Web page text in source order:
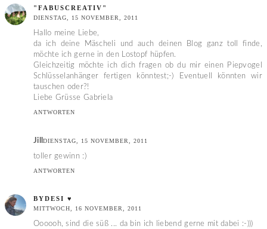
"FABUSCREATIV"
DIENSTAG, 15 NOVEMBER, 2011
Hallo meine Liebe,
da ich deine Mäscheli und auch deinen Blog ganz toll finde,
möchte ich gerne in den Lostopf hüpfen.
Gleichzeitig möchte ich dich fragen ob du mir einen Piepvogel
Schlüsselanhänger fertigen könntest;-) Eventuell könnten wir
tauschen oder?!
Liebe Grüsse Gabriela
ANTWORTEN
JillDIENSTAG, 15 NOVEMBER, 2011
toller gewinn :)
ANTWORTEN
BYDESI ♥
MITTWOCH, 16 NOVEMBER, 2011
Oooooh, sind die süß ... da bin ich liebend gerne mit dabei :-)))